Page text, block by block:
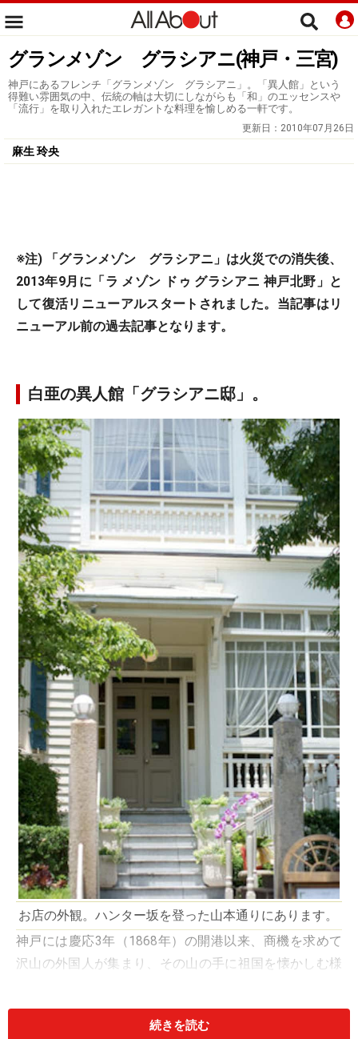
グランメゾン グラシアニ(神戸・三宮)
神戸にあるフレンチ「グランメゾン グラシアニ」。「異人館」という
得難い雰囲気の中、伝統の軸は大切にしながらも「和」のエッセンスや
「流行」を取り入れたエレガントな料理を愉しめる一軒です。
更新日： 2010年07月26日
麻生 玲央
※注) 「グランメゾン グラシアニ」は火災での消失後、
2013年9月に「ラ メゾン ドゥ グラシアニ 神戸北野」と
して復活リニューアルスタートされました。当記事はリ
ニューアル前の過去記事となります。
白亜の異人館「グラシアニ邸」。
お店の外観。ハンター坂を登った山本通りにあります。
神戸には慶応3年（1868年）の開港以来、商機を求めて
沢山の外国人が集まり、その山の手に祖国を懐かしむ様
本日ご紹介するのは、そんな貴重な歴史的建造物の中に
続きを読む